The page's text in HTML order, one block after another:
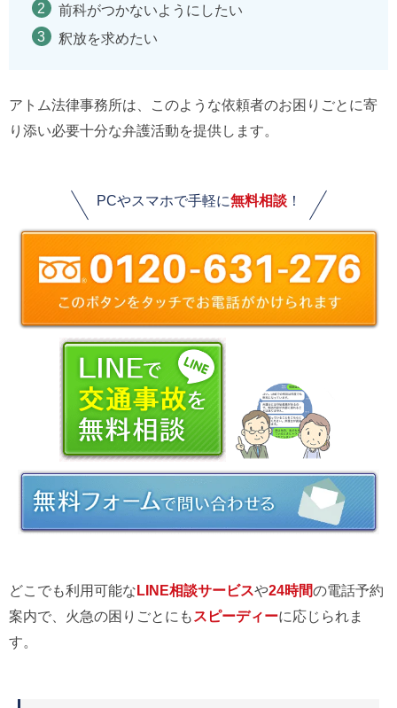
前科がつかないようにしたい
釈放を求めたい
アトム法律事務所は、このような依頼者のお困りごとに寄
り添い必要十分な弁護活動を提供します。
PCやスマホで手軽に無料相談！
どこでも利用可能なLINE相談サービスや24時間の電話予約
案内で、火急の困りごとにも スピーディーに応じられま
す。